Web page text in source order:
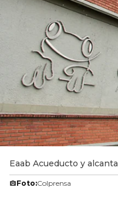
Eaab Acueducto y
Foto:Colprensa